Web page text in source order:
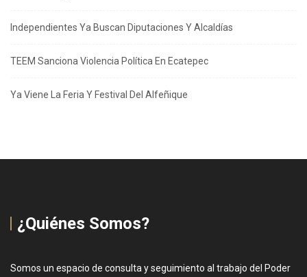
Independientes Ya Buscan Diputaciones Y Alcaldías
TEEM Sanciona Violencia Política En Ecatepec
Ya Viene La Feria Y Festival Del Alfeñique
¿Quiénes Somos?
Somos un espacio de consulta y seguimiento al trabajo del Poder